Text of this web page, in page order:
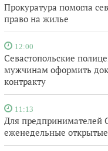
Прокуратура помогла
право на жилье
12:00
Севастопольские
мужчинам оформить
контракту
11:13
Для предпринимателей
еженедельные